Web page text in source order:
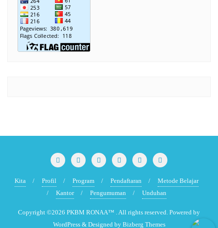
Kita Profil Program Pendaftaran
Metode Belajar
Kantor
Pengumuman Unduhan
Copyright ©2026 PKBM RONAA™ . All rights reserved. Powered by
WordPress & Designed by Bizberg Themes